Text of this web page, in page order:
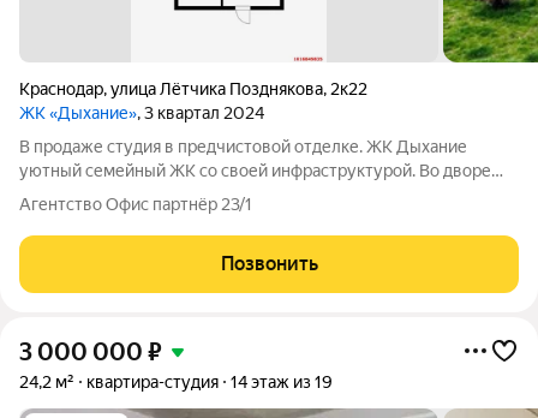
Краснодар,улица Лётчика Позднякова, 2к22
ЖК «Дыхание», 3 квартал 2024
В продаже студия в предчистовой отделке. ЖК Дыхание
уютный семейный ЖК со своей инфраструктурой. Во дворе
детские и спортивные площадки, зоны отдыха, остановки
общественного транспорта, закрытая территория. Микрорайон
со школой на 1550 мест на
Агентство Офис партнёр 23/1
Позвонить
3 000 000 ₽
24,2 м² квартира-студия 14 этаж из 19